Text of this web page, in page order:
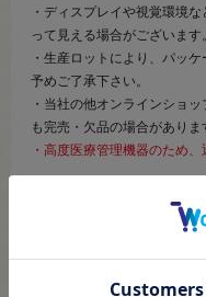
・ディスプレイや視覚環境
って見える場合がございます。
・生産ロットにより、パッ
予めご了承下さい。
・当社の他オンラインショ
も完売・欠品の場合がありま
・高度医療管理機器のため
商品詳
医療機器